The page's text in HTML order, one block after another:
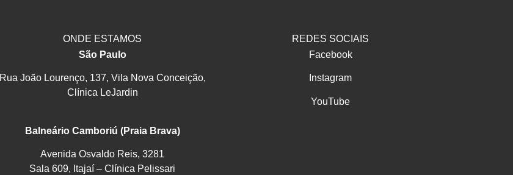
ONDE ESTAMOS
São Paulo
Rua João Lourenço, 137, Vila Nova Conceição,
Clínica LeJardin
Balneário Camboriú (Praia Brava)
Avenida Osvaldo Reis, 3281
Sala 609, Itajaí – Clínica Pelissari
REDES SOCIAIS
Facebook
Instagram
YouTube